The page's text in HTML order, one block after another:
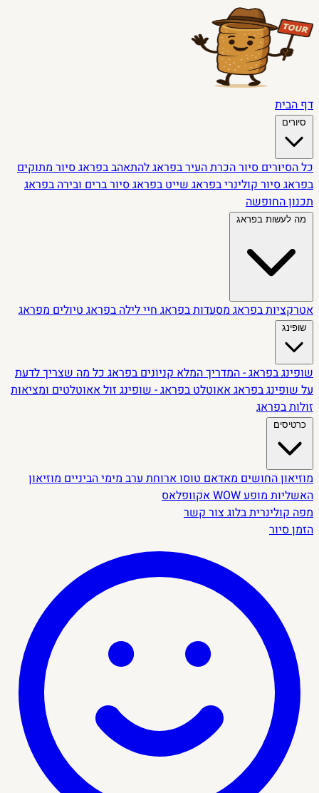
דף הבית
סיורים
כל הסיוריםסיור הכרת העיר בפראגלהתאהב בפראגסיור מתוקים
בפראגסיור קולינרי בפראגשייט בפראגסיור ברים ובירה בפראג
תכנון החופשה
מה לעשות בפראג
אטרקציות בפראגמסעדות בפראגחיי לילה בפראגטיולים מפראג
שופינג
שופינג בפראג - המדריך המלאקניונים בפראגכל מה שצריך לדעת
על שופינג בפראגאאוטלט בפראג - שופינג זולאאוטלטים ומציאות
זולות בפראג
כרטיסים
מוזיאון החושיםמאדאם טוסוארוחת ערב מימי הבינייםמוזיאון
האשליותמופע WOW
אקוופלאס
מפה קולינריתבלוגצור קשר
הזמן סיור